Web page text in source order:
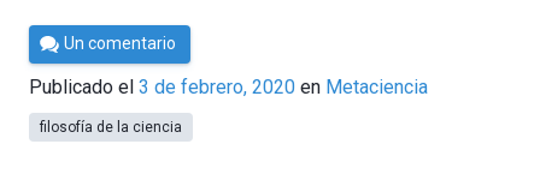
Por
César
Tomé
Un comentario
Publicado el 3 de febrero, 2020 en Metaciencia
filosofía de la ciencia